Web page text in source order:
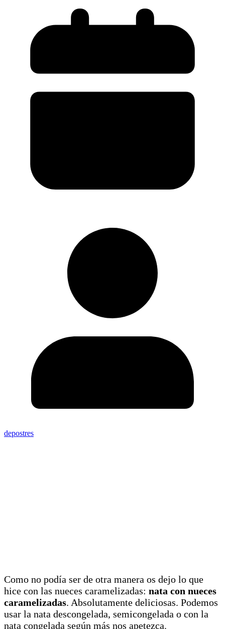
depostres
Como no podía ser de otra manera os dejo lo que
hice con las nueces caramelizadas: nata con nueces
caramelizadas. Absolutamente deliciosas. Podemos
usar la nata descongelada, semicongelada o con la
nata congelada según más nos apetezca.